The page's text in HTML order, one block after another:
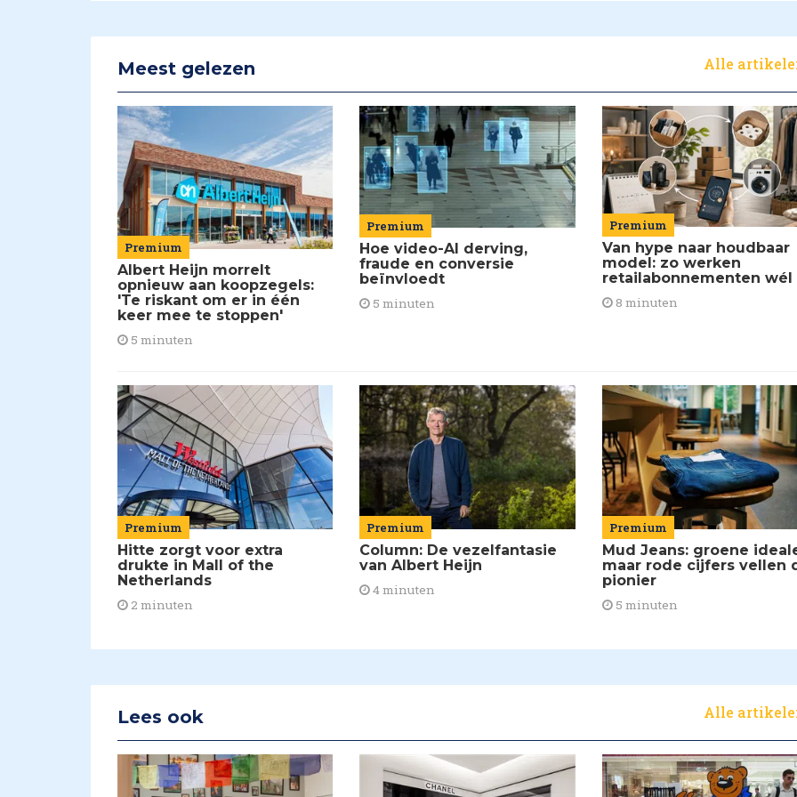
Meest gelezen Alle
Premium
Albert Heijn morrelt
opnieuw aan koopzegels:
'Te riskant om er in één
keer mee te stoppen'
5 minuten
Premium
Hoe video-AI derving,
fraude en conversie
beïnvloedt
5 minuten
Premium
Van hype naar houdbaar
model: zo werken
retailabonnementen wél
8 minuten
Premium
Hitte zorgt voor extra
drukte in Mall of the
Netherlands
2 minuten
Premium
Column: De vezelfantasie
van Albert Heijn
4 minuten
Premium
Mud Jeans: groene
maar rode cijfers vellen
pionier
5 minuten
Lees ook Alle